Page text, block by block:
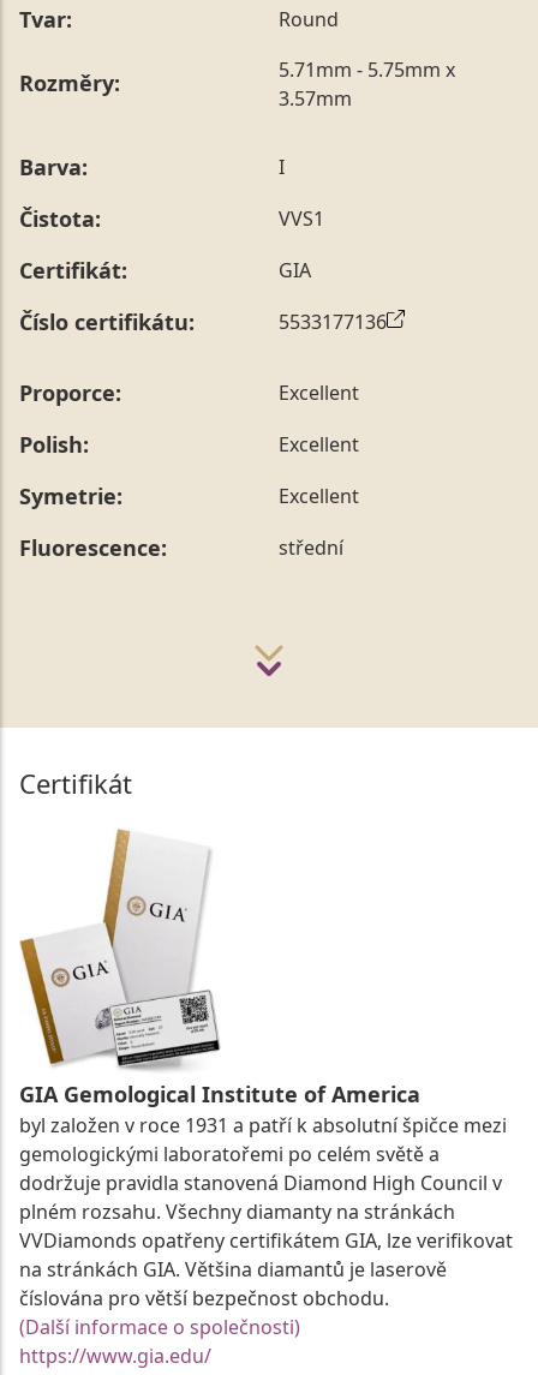
Tvar: Round
Rozměry:
5.71mm - 5.75mm x
3.57mm
Barva: I
Čistota: VVS1
Certifikát: GIA
Číslo certifikátu: 5533177136
Proporce: Excellent
Polish: Excellent
Symetrie: Excellent
Fluorescence: střední
Certifikát
GIA Gemological Institute of America
byl založen v roce 1931 a patří k absolutní špičce mezi
gemologickými laboratořemi po celém světě a
dodržuje pravidla stanovená Diamond High Council v
plném rozsahu. Všechny diamanty na stránkách
VVDiamonds opatřeny certifikátem GIA, lze verifikovat
na stránkách GIA. Většina diamantů je laserově
číslována pro větší bezpečnost obchodu.
(Další informace o společnosti)
https://www.gia.edu/